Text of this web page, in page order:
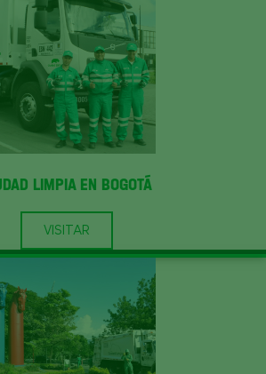
LIMPIA EN BOGOTÁ
VISITAR